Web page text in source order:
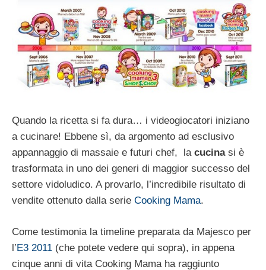
Quando la ricetta si fa dura… i videogiocatori iniziano
a cucinare! Ebbene sì, da argomento ad esclusivo
appannaggio di massaie e futuri chef, la cucinasi è
trasformata in uno dei generi di maggior successo del
settore vidoludico. A provarlo, l’incredibile risultato di
vendite ottenuto dalla serie Cooking Mama.
Come testimonia la timeline preparata da Majesco per
l’E3 2011 (che potete vedere qui sopra), in appena
cinque anni di vita Cooking Mama ha raggiunto